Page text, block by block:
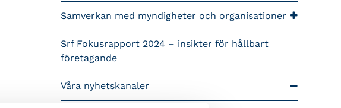
Samverkan med myndigheter och organisationer
Srf Fokusrapport 2024 – insikter för hållbart
företagande
Våra nyhetskanaler